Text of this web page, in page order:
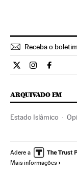
Receba o
Internacional El
ARQUIVADO EM
Estado Islâmico
Terrorismo
Adere a
Mais informações